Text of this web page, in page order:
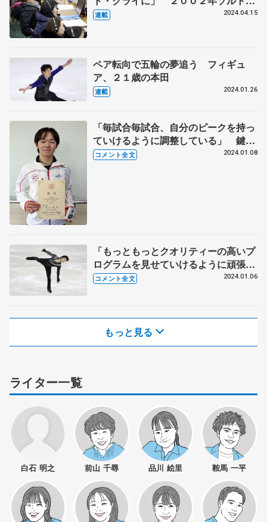
ークシティー冬季五輪代表の恩田美栄
連載 2024.04.15
ペア転向で五輪の夢追う フィギュ
ア、２１歳の本田
連載 2024.01.26
「毎試合毎試合、自分のピークを持っ
ていけるように調整している」 鍵山
優真 日本学生氷上競技選手権フリー
コメント全文 2024.01.08
「もっともっとクオリティーの高いプ
ログラムを見せていけるように頑張り
たい」 鍵山優真 日本学生氷上競技選
コメント全文 2024.01.06
もっと見る
ライター一覧
白石 明之 前山 千尋 品川 絵里 鞍馬 一平